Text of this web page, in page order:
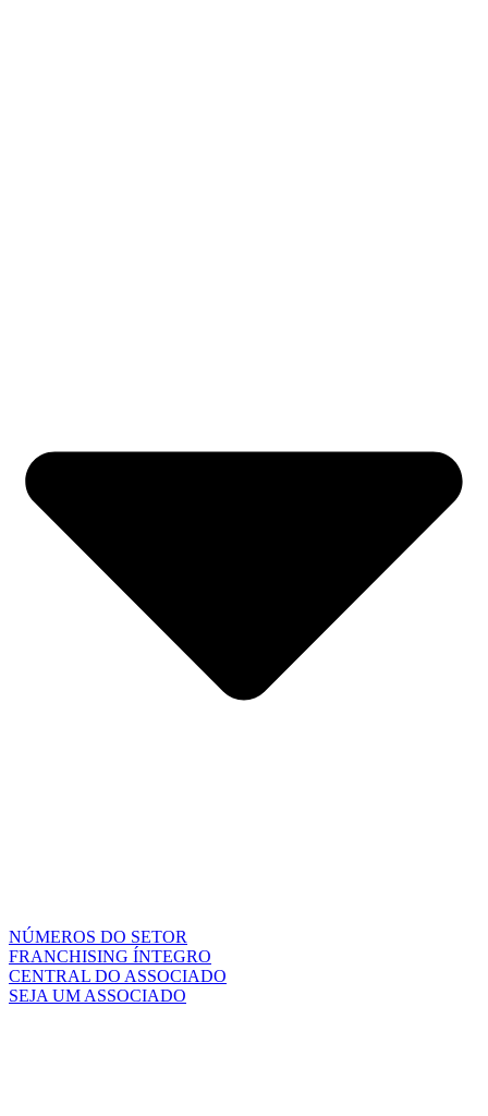
NÚMEROS DO SETOR
FRANCHISING ÍNTEGRO
CENTRAL DO ASSOCIADO
SEJA UM ASSOCIADO